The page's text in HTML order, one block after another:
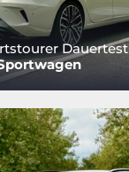
Dauertest